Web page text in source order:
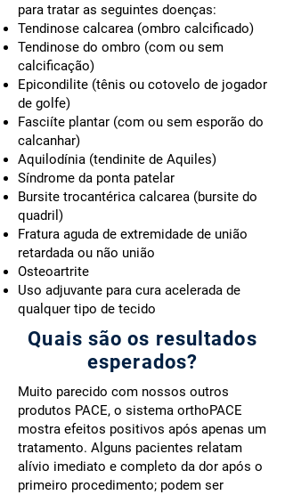
para tratar as seguintes doenças:
Tendinose calcarea (ombro calcificado)
Tendinose do ombro (com ou sem
calcificação)
Epicondilite (tênis ou cotovelo de jogador
de golfe)
Fasciíte plantar (com ou sem esporão do
calcanhar)
Aquilodínia (tendinite de Aquiles)
Síndrome da ponta patelar
Bursite trocantérica calcarea (bursite do
quadril)
Fratura aguda de extremidade de união
retardada ou não união
Osteoartrite
Uso adjuvante para cura acelerada de
qualquer tipo de tecido
Quais são os resultados
esperados?
Muito parecido com nossos outros
produtos PACE, o sistema orthoPACE
mostra efeitos positivos após apenas um
tratamento. Alguns pacientes relatam
alívio imediato e completo da dor após o
primeiro procedimento; podem ser